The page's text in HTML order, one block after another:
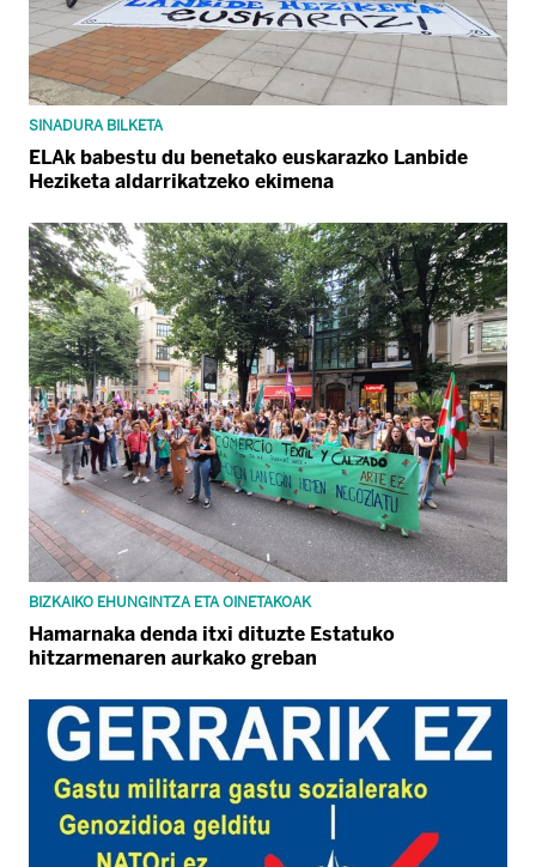
SINADURA BILKETA
ELAk babestu du benetako euskarazko Lanbide
Heziketa aldarrikatzeko ekimena
BIZKAIKO EHUNGINTZA ETA OINETAKOAK
Hamarnaka denda itxi dituzte Estatuko
hitzarmenaren aurkako greban